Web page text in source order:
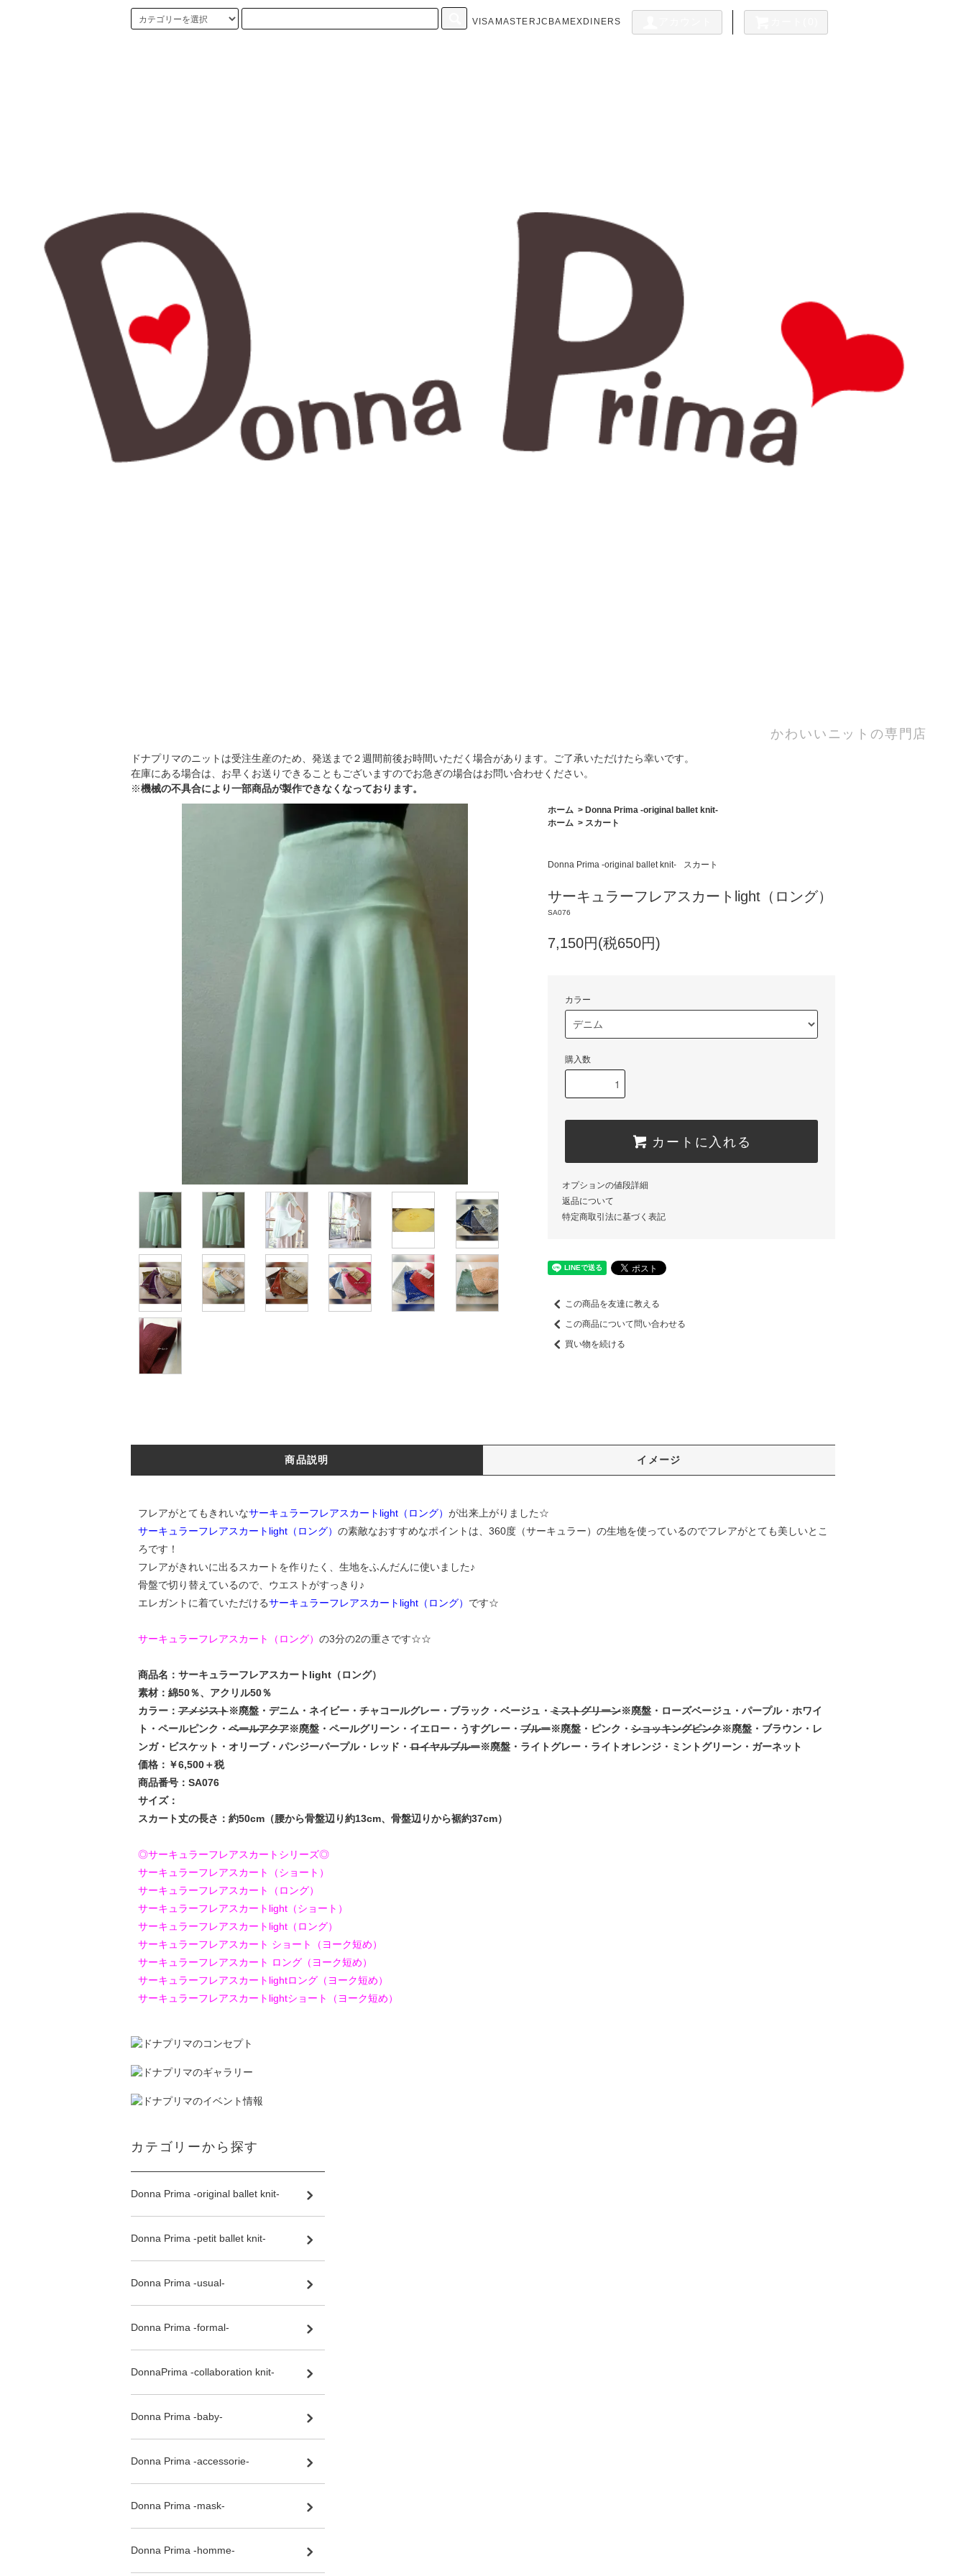
VISA MASTERJCBAMEX DINERS
かわいいニットの専門店
ドナプリマのニットは受注生産のため、発送まで２週間前後お時間いただく場合があります。ご了承いただけたら幸いです。
在庫にある場合は、お早くお送りできることもございますのでお急ぎの場合はお問い合わせください。
※機械の不具合により一部商品が製作できなくなっております。
ホーム > Donna Prima -original ballet knit-
ホーム > スカート
Donna Prima -original ballet knit- スカート
サーキュラーフレアスカートlight（ロング）
SA076
7,150円(税650円)
カラー
購入数
カートに入れる
オプションの値段詳細
返品について
特定商取引法に基づく表記
この商品を友達に教える
この商品について問い合わせる
買い物を続ける
商品説明 イメージ
フレアがとてもきれいなサーキュラーフレアスカートlight（ロング） が出来上がりました☆
サーキュラーフレアスカートlight（ロング） の素敵なおすすめなポイントは、360度（サーキュラー）の生地を使っているのでフレアがとても美しいとこ
ろです！
フレアがきれいに出るスカートを作りたく、生地をふんだんに使いました♪
骨盤で切り替えているので、ウエストがすっきり♪
エレガントに着ていただけるサーキュラーフレアスカートlight（ロング） です☆
サーキュラーフレアスカート（ロング） の3分の2の重さです☆☆
商品名：サーキュラーフレアスカートlight（ロング）
素材：綿50％、アクリル50％
カラー：アメジスト※廃盤・デニム・ネイビー・チャコールグレー・ブラック・ベージュ・ミストグリーン※廃盤・ローズベージュ・パープル・ホワイ
ト・ペールピンク・ペールアクア※廃盤・ペールグリーン・イエロー・うすグレー・ブルー※廃盤・ピンク・ショッキングピンク※廃盤・ブラウン・レ
ンガ・ビスケット・オリーブ・パンジーパープル・レッド・ロイヤルブルー※廃盤・ライトグレー・ライトオレンジ・ミントグリーン・ガーネット
価格：￥6,500＋税
商品番号：SA076
サイズ：
スカート丈の長さ：約50cm（腰から骨盤辺り約13cm、骨盤辺りから裾約37cm）
◎サーキュラーフレアスカートシリーズ◎
サーキュラーフレアスカート（ショート）
サーキュラーフレアスカート（ロング）
サーキュラーフレアスカートlight（ショート）
サーキュラーフレアスカートlight（ロング）
サーキュラーフレアスカート ショート（ヨーク短め）
サーキュラーフレアスカート ロング（ヨーク短め）
サーキュラーフレアスカートlightロング（ヨーク短め）
サーキュラーフレアスカートlightショート（ヨーク短め）
カテゴリーから探す
Donna Prima -original ballet knit-
Donna Prima -petit ballet knit-
Donna Prima -usual-
Donna Prima -formal-
DonnaPrima -collaboration knit-
Donna Prima -baby-
Donna Prima -accessorie-
Donna Prima -mask-
Donna Prima -homme-